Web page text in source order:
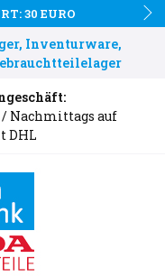
30 EURO
Inventurware,
/ Nachmittags auf
DHL